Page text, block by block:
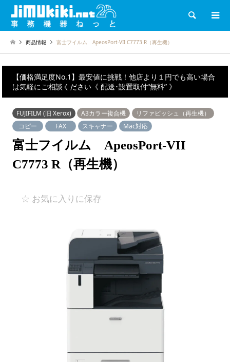
検索
商品情報 富士フイルム ApeosPort-VII C7773 R（再生機）
【価格満足度No.1】最安値に挑戦！他店より１円でも高い場合
は気軽にご相談ください《 配送･設置取付“無料” 》
FUJIFILM (旧 Xerox) A3カラー複合機
リファビッシュ（再生機）
コピー
FAX スキャナー Mac対応
富士フイルム ApeosPort-VII
C7773 R（再生機）
☆ お気に入りに保存